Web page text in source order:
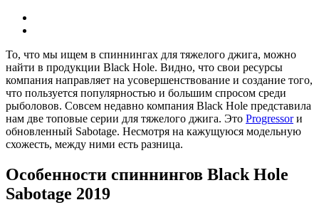
То, что мы ищем в спиннингах для тяжелого джига, можно
найти в продукции Black Hole. Видно, что свои ресурсы
компания направляет на усовершенствование и создание того,
что пользуется популярностью и большим спросом среди
рыболовов. Совсем недавно компания Black Hole представила
нам две топовые серии для тяжелого джига. Это Progressorи
обновленный Sabotage. Несмотря на кажущуюся модельную
схожесть, между ними есть разница.
Особенности спиннингов Black Hole
Sabotage 2019